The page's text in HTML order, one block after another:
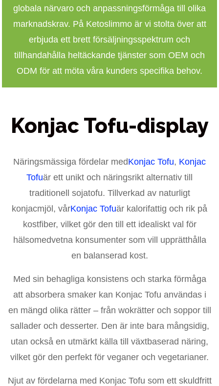
globala närvaro och anpassningsförmåga till olika
marknadskrav. På Ketoslimmo är vi stolta över att
erbjuda ett brett försäljningsspektrum och
tillhandahålla heltäckande tjänster som OEM och
ODM för att möta våra kunders specifika behov.
Konjac Tofu-display
Näringsmässiga fördelar medKonjac Tofu, Konjac
Tofuär ett unikt och näringsrikt alternativ till
traditionell sojatofu. Tillverkad av naturligt
konjacmjöl, vårKonjac Tofuär kalorifattig och rik på
kostfiber, vilket gör den till ett idealiskt val för
hälsomedvetna konsumenter som vill upprätthålla
en balanserad kost.
Med sin behagliga konsistens och starka förmåga
att absorbera smaker kan Konjac Tofu användas i
en mängd olika rätter – från wokrätter och soppor till
sallader och desserter. Den är inte bara mångsidig,
utan också en utmärkt källa till växtbaserad näring,
vilket gör den perfekt för veganer och vegetarianer.
Njut av fördelarna med Konjac Tofu som ett skuldfritt